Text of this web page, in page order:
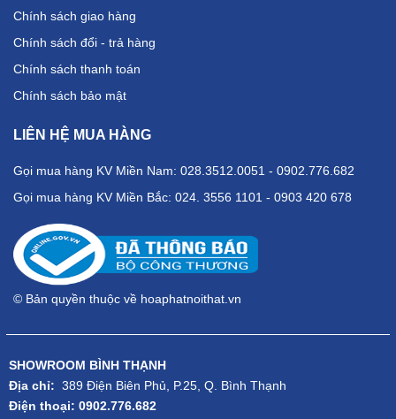
Chính sách giao hàng
Chính sách đổi - trả hàng
Chính sách thanh toán
Chính sách bảo mật
LIÊN HỆ MUA HÀNG
Gọi mua hàng KV Miền Nam: 028.3512.0051 - 0902.776.682
Gọi mua hàng KV Miền Bắc: 024. 3556 1101 - 0903 420 678
© Bản quyền thuộc về hoaphatnoithat.vn
SHOWROOM BÌNH THẠNH
Địa chỉ: 389 Điện Biên Phủ, P.25, Q. Bình Thạnh
Điện thoại: 0902.776.682